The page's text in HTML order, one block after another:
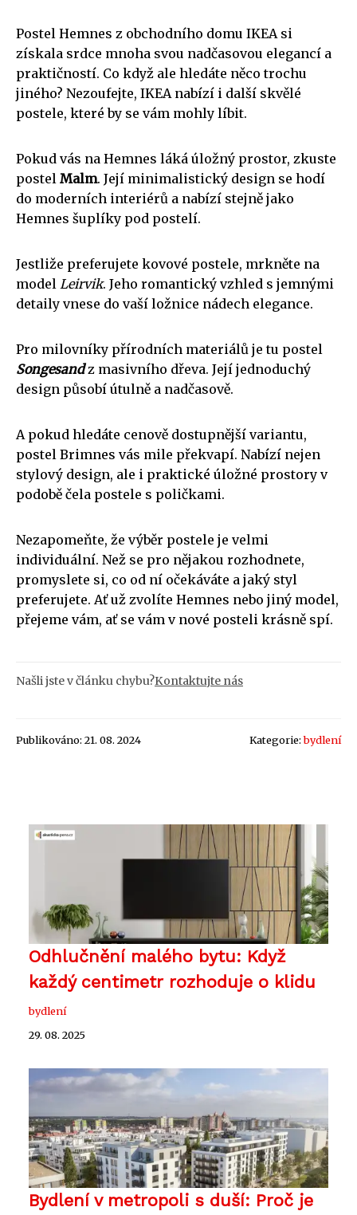
Postel Hemnes z obchodního domu IKEA si
získala srdce mnoha svou nadčasovou elegancí a
praktičností. Co když ale hledáte něco trochu
jiného? Nezoufejte, IKEA nabízí i další skvělé
postele, které by se vám mohly líbit.
Pokud vás na Hemnes láká úložný prostor, zkuste
postel Malm. Její minimalistický design se hodí
do moderních interiérů a nabízí stejně jako
Hemnes šuplíky pod postelí.
Jestliže preferujete kovové postele, mrkněte na
model Leirvik. Jeho romantický vzhled s jemnými
detaily vnese do vaší ložnice nádech elegance.
Pro milovníky přírodních materiálů je tu postel
Songesandz masivního dřeva. Její jednoduchý
design působí útulně a nadčasově.
A pokud hledáte cenově dostupnější variantu,
postel Brimnes vás mile překvapí. Nabízí nejen
stylový design, ale i praktické úložné prostory v
podobě čela postele s poličkami.
Nezapomeňte, že výběr postele je velmi
individuální. Než se pro nějakou rozhodnete,
promyslete si, co od ní očekáváte a jaký styl
preferujete. Ať už zvolíte Hemnes nebo jiný model,
přejeme vám, ať se vám v nové posteli krásně spí.
Našli jste v článku chybu?Kontaktujte nás
Publikováno: 21. 08. 2024 Kategorie:bydlení
Odhlučnění malého bytu: Když
každý centimetr rozhoduje o klidu
bydlení
29. 08. 2025
Bydlení v metropoli s duší: Proč je